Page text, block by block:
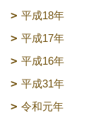
平成18年
平成17年
平成16年
平成31年
令和元年